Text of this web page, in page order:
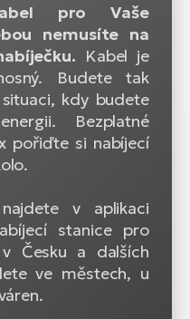
pro Vaše
nemusíte na
Kabel je
Budete tak
kdy budete
Bezplatné
pořiďte si nabíjecí
v aplikaci
stanice pro
Česku a dalších
ve městech, u